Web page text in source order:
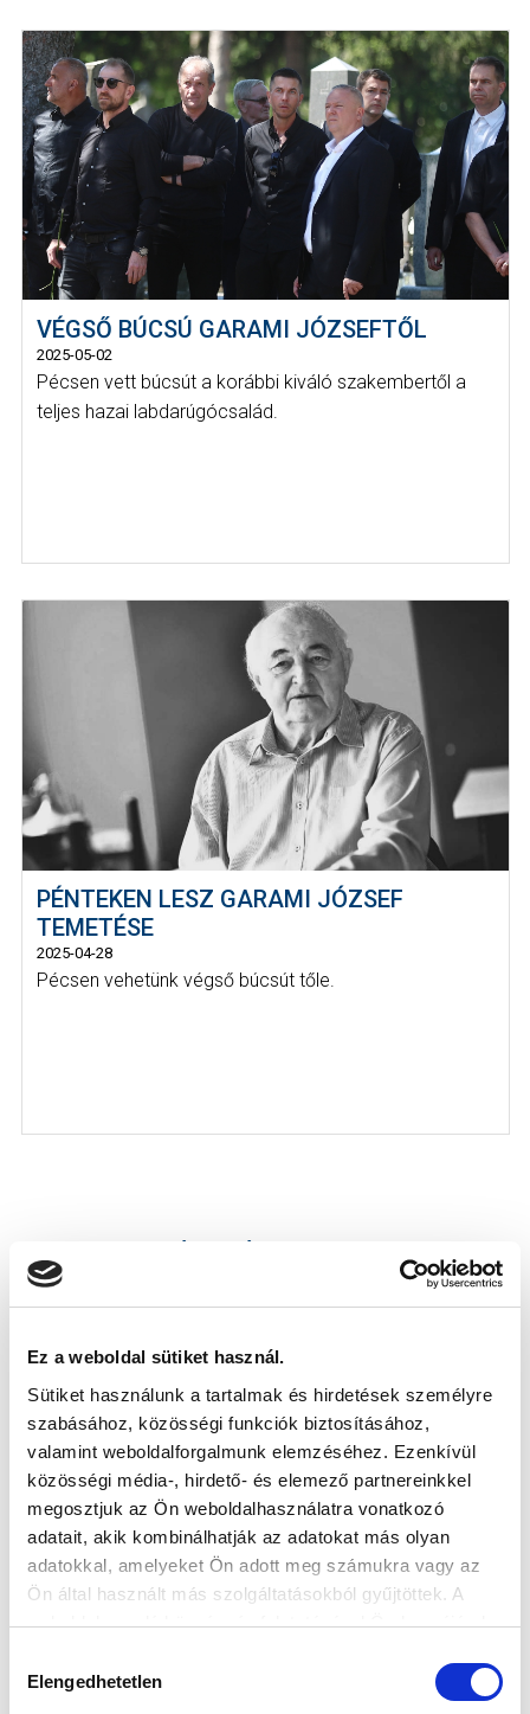
Ez a weboldal sütiket használ.
Sütiket használunk a tartalmak és hirdetések személyre
szabásához, közösségi funkciók biztosításához,
valamint weboldalforgalmunk elemzéséhez. Ezenkívül
közösségi média-, hirdető- és elemező partnereinkkel
megosztjuk az Ön weboldalhasználatra vonatkozó
adatait, akik kombinálhatják az adatokat más olyan
adatokkal, amelyeket Ön adott meg számukra vagy az
Ön által használt más szolgáltatásokból gyűjtöttek. A
weboldalon való böngészés folytatásával Ön hozzájárul a
kiválasztása
Elengedhetetlen
VÉGSŐ BÚCSÚ GARAMI JÓZSEFTŐL
2025-05-02
Pécsen vett búcsút a korábbi kiváló szakembertől a
teljes hazai labdarúgócsalád.
PÉNTEKEN LESZ GARAMI JÓZSEF
TEMETÉSE
2025-04-28
Pécsen vehetünk végső búcsút tőle.
MTK BUDAPEST II
VS
SZEKSZÁRDI UFC
MTK BUDAPEST HÍRLEVÉL
Ne maradjon le egy eseményről sem! Iratkozzon fel ingyenes
hírlevelünkre: